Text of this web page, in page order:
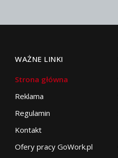
WAŻNE LINKI
Strona główna
Reklama
Regulamin
Kontakt
Ofery pracy GoWork.pl